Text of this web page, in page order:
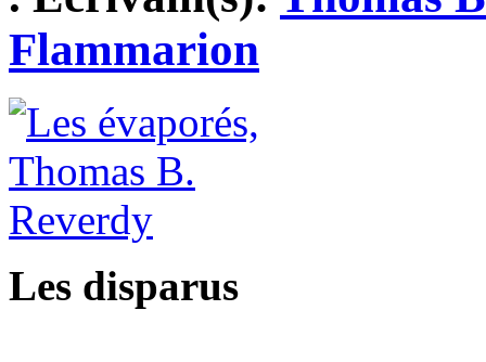
Flammarion
Les disparus